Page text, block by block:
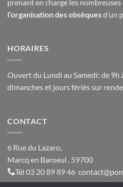
prenant en charge les nombreuses
l’organisation des obsèquesd’un
HORAIRES
Ouvert du Lundi au Samedi: de 9h
dimanches et jours fériés sur
CONTACT
6 Rue du Lazaro,
Marcq en Baroeul , 59700
Tél 03 20 89 89 46 contact@